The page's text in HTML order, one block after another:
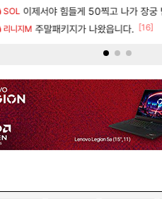
SOL 이제서야 힘들게 50찍고 나가 장궁
리니지M 주말패키지가 나왔읍니다. [16]
아스오라 카가미하라 하루 성우 정보 및 주
명조 [무무기획 · 새출발] 기간 한정 의뢰 이